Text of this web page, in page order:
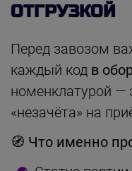
ОТГРУЗКОЙ
Перед завозом
каждый код в
номенклатурой —
«незачёта» на
🧭 Что именно